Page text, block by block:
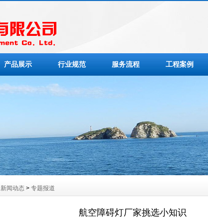
产品展示 行业规范 服务流程 工程案例
新闻动态 > 专题报道
航空障碍灯厂家挑选小知识